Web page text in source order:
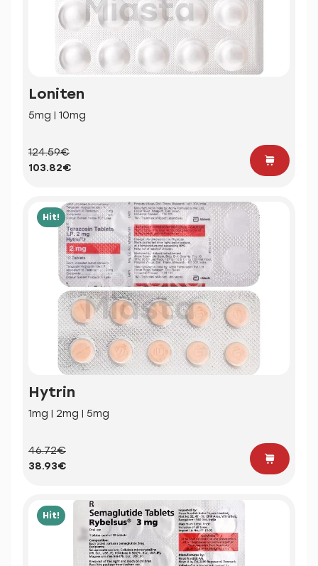
Loniten
5mg | 10mg
124.59€
103.82€
Hit!
Hytrin
1mg | 2mg | 5mg
46.72€
38.93€
Hit!